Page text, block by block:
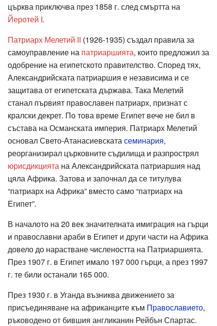
църква приключва през 1858 г. след смъртта на
Йеротей I.
Патриарх Мелетий II (1926-1935) създал правила за
самоуправление на патриаршията, които предложил за
одобрение на египетското правителство. Според тях,
Александрийската патриаршия е независима и се
защитава от египетската държава. Така Мелетий
станал първият православен патриарх, признат с
кралски декрет. По това време Египет вече не бил в
състава на Османската империя. Патриарх Мелетий
основал Свето-Атанасиевската семинария,
реорганизирал църковните съдилища и разпрострял
юрисдикцията на Александрийската патриаршия над
цяла Африка. Затова и започнал да се титулува
“патриарх на Африка” вместо само “патриарх на
Египет”.
В началото на 20 век значителната имиграция на гърци
и православни араби в Египет и други части на Африка
довело до нарастване числеността на Патриаршията.
През 1907 г. в Египет имало 197 000 гърци, а през 1997
г. те били останали 165 000.
През 1930 г. в Уганда възниква движението за
присъединяване на африканците към Православието,
ръководено от бившия англиканин Рейбън Спартас.